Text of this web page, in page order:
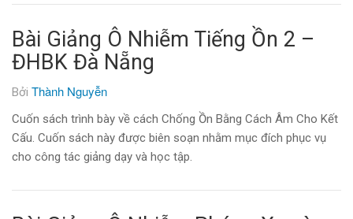
Bài Giảng Ô Nhiễm Tiếng Ồn 2 –
ĐHBK Đà Nẵng
Bởi Thành Nguyễn
Cuốn sách trình bày về cách Chống Ồn Bằng Cách Âm Cho Kết
Cấu. Cuốn sách này được biên soạn nhằm mục đích phục vụ
cho công tác giảng dạy và học tập.